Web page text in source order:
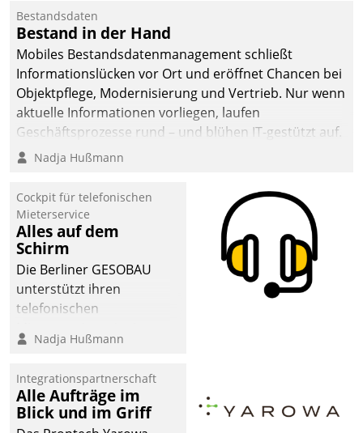
Bestandsdaten
Bestand in der Hand
Mobiles Bestandsdatenmanagement schließt
Informationslücken vor Ort und eröffnet Chancen bei
Objektpflege, Modernisierung und Vertrieb. Nur wenn
aktuelle Informationen vorliegen, laufen
Geschäftsprozesse rund – und blühen IT-gestützt auf.
Nadja Hußmann
Cockpit für telefonischen
Mieterservice
Alles auf dem
Schirm
Die Berliner GESOBAU
unterstützt ihren
telefonischen
digitalen Cockpit, das
passende Fragen und
Schlagworte auswirft.
Eine intuitive
Nadja Hußmann
Integrationspartnerschaft
Alle Aufträge im
Blick und im Griff